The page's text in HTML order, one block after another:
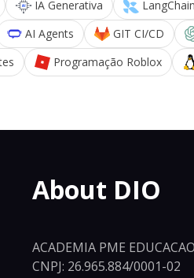
IA Generativa LangChain
AI Agents GIT CI/CD
Programação Roblox
About DIO
ACADEMIA PME
CNPJ: 26.965.884/0001-02